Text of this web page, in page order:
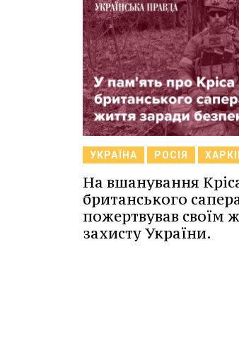
УКРАЇНА РОСІЯ
На вшанування
британського
пожертвував своїм
захисту України.